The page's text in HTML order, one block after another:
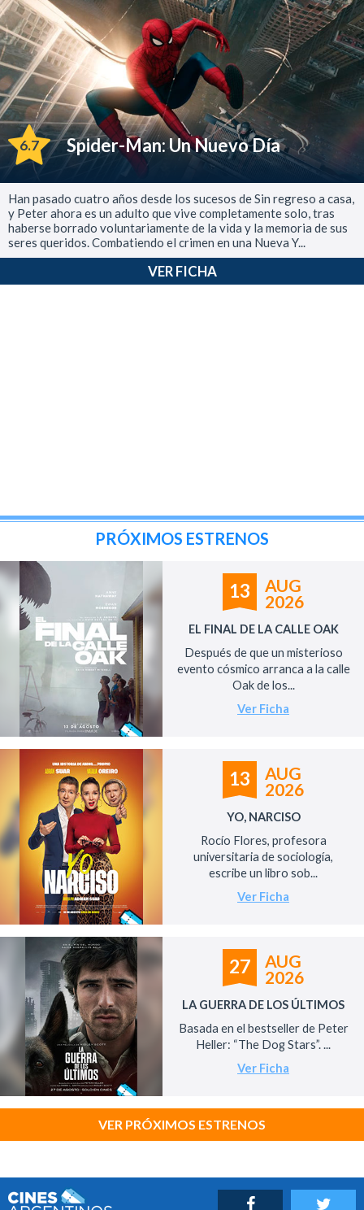
6.7 Spider-Man: Un Nuevo Día
Han pasado cuatro años desde los sucesos de Sin regreso a casa,
y Peter ahora es un adulto que vive completamente solo, tras
haberse borrado voluntariamente de la vida y la memoria de sus
seres queridos. Combatiendo el crimen en una Nueva Y...
VER FICHA
PRÓXIMOS ESTRENOS
13
AUG
2026
EL FINAL DE LA CALLE OAK
Después de que un misterioso
evento cósmico arranca a la calle
Oak de los...
Ver Ficha
13
AUG
2026
YO, NARCISO
Rocío Flores, profesora
universitaria de sociología,
escribe un libro sob...
Ver Ficha
27
AUG
2026
LA GUERRA DE LOS ÚLTIMOS
Basada en el bestseller de Peter
Heller: “The Dog Stars”. ...
Ver Ficha
VER PRÓXIMOS ESTRENOS